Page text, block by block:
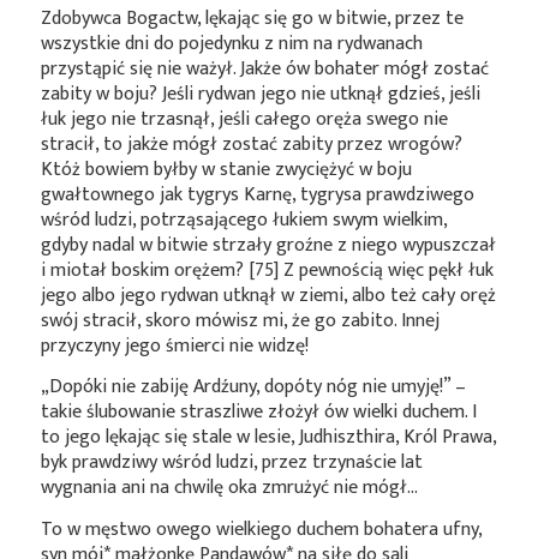
Zdobywca Bogactw, lękając się go w bitwie, przez te
wszystkie dni do pojedynku z nim na rydwanach
przystąpić się nie ważył. Jakże ów bohater mógł zostać
zabity w boju? Jeśli rydwan jego nie utknął gdzieś, jeśli
łuk jego nie trzasnął, jeśli całego oręża swego nie
stracił, to jakże mógł zostać zabity przez wrogów?
Któż bowiem byłby w stanie zwyciężyć w boju
gwałtownego jak tygrys Karnę, tygrysa prawdziwego
wśród ludzi, potrząsającego łukiem swym wielkim,
gdyby nadal w bitwie strzały groźne z niego wypuszczał
i miotał boskim orężem? [75] Z pewnością więc pękł łuk
jego albo jego rydwan utknął w ziemi, albo też cały oręż
swój stracił, skoro mówisz mi, że go zabito. Innej
przyczyny jego śmierci nie widzę!
„Dopóki nie zabiję Ardźuny, dopóty nóg nie umyję!” –
takie ślubowanie straszliwe złożył ów wielki duchem. I
to jego lękając się stale w lesie, Judhiszthira, Król Prawa,
byk prawdziwy wśród ludzi, przez trzynaście lat
wygnania ani na chwilę oka zmrużyć nie mógł…
To w męstwo owego wielkiego duchem bohatera ufny,